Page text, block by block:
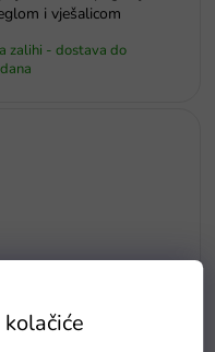
i vješalicom
zalihi - dostava do